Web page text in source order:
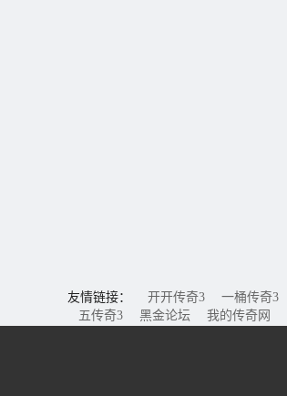
友情链接： 开开传奇3 一桶传奇3
五传奇3
黑金论坛 我的传奇网